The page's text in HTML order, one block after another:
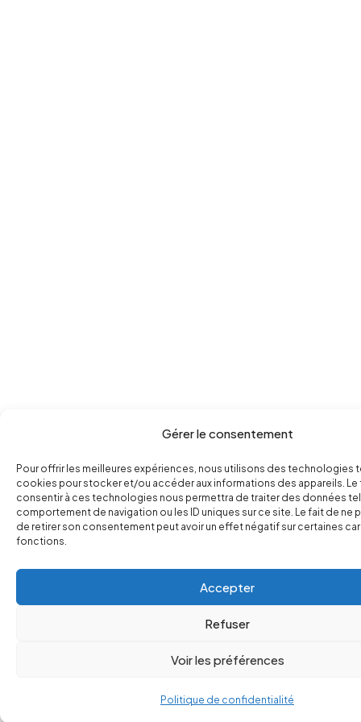
Gérer le consentement
Pour offrir les meilleures expériences, nous utilisons des technologies
cookies pour stocker et/ou accéder aux informations des appareils. Le
consentir à ces technologies nous permettra de traiter des données
comportement de navigation ou les ID uniques sur ce site. Le fait de ne
de retirer son consentement peut avoir un effet négatif sur certaines
fonctions.
Accepter
Refuser
Voir les préférences
Politique de confidentialité